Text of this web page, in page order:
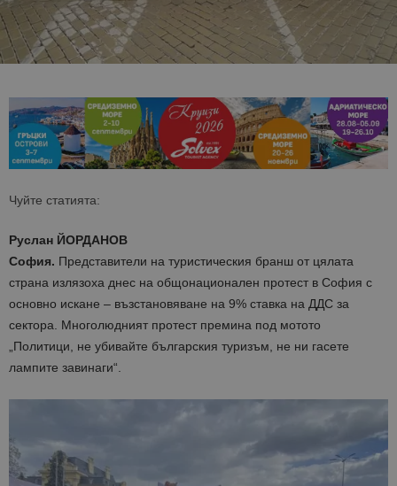
Чуйте статията:
Руслан ЙОРДАНОВ
София. Представители на туристическия бранш от цялата
страна излязоха днес на общонационален протест в София с
основно искане – възстановяване на 9% ставка на ДДС за
сектора. Многолюдният протест премина под мотото
„Политици, не убивайте българския туризъм, не ни гасете
лампите завинаги“.